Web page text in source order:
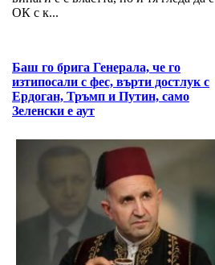
ОК с к...
Баш го брига Генерала, че го
изтипосали с фес, върти достлук с
Ердоган, Тръмп и Путин, само
Зеленски е аут